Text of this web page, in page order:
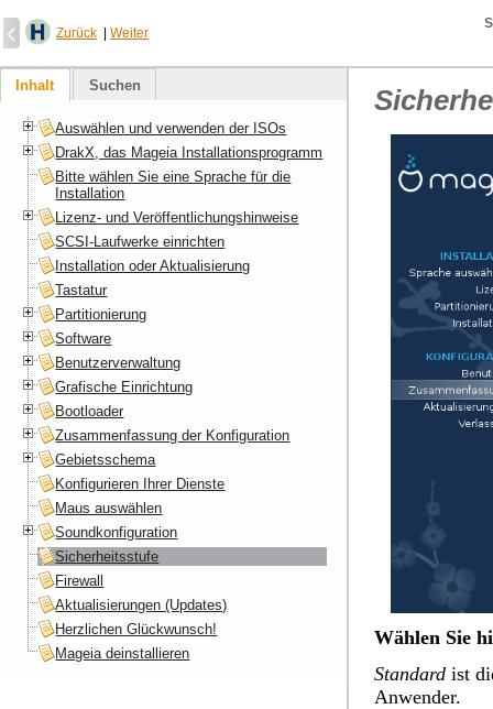
Zurück Weiter
Wählen Sie
Standard ist
Anwender.
Inhalt Suchen
Auswählen und verwenden der ISOs
DrakX, das Mageia Installationsprogramm
Bitte wählen Sie eine Sprache für die
Installation
Lizenz- und Veröffentlichungshinweise
SCSI-Laufwerke einrichten
Installation oder Aktualisierung
Tastatur
Partitionierung
Software
Benutzerverwaltung
Grafische Einrichtung
Bootloader
Zusammenfassung der Konfiguration
Gebietsschema
Konfigurieren Ihrer Dienste
Maus auswählen
Soundkonfiguration
Sicherheitsstufe
Firewall
Aktualisierungen (Updates)
Herzlichen Glückwunsch!
Mageia deinstallieren